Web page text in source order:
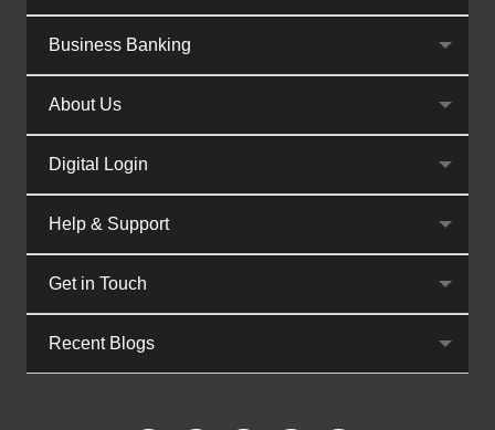
Business Banking
About Us
Digital Login
Help & Support
Get in Touch
Recent Blogs